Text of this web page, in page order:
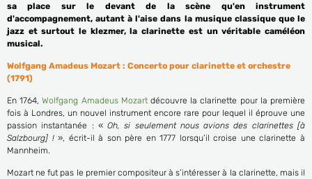
sa place sur le devant de la scène qu'en instrument
d'accompagnement, autant à l'aise dans la musique classique que le
jazz et surtout le klezmer, la clarinette est un véritable caméléon
musical.
Wolfgang Amadeus Mozart : Concerto pour clarinette et orchestre
(1791)
En 1764,Wolfgang Amadeus Mozartdécouvre la clarinette pour la première
fois à Londres, un nouvel instrument encore rare pour lequel il éprouve une
passion instantanée : «Oh, si seulement nous avions des clarinettes [à
Salzbourg] !», écrit-il à son père en 1777 lorsqu’il croise une clarinette à
Mannheim.
Mozart ne fut pas le premier compositeur à s’intéresser à la clarinette, mais il